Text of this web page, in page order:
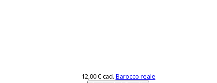
12,00 €cad. Barocco reale